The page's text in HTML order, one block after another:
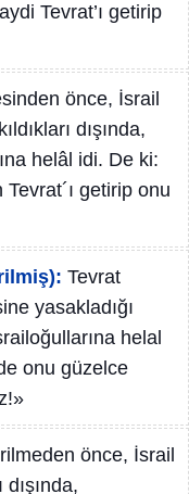
Tevrat’ı getirip
önce, İsrail
dışında,
helâl idi. De ki:
getirip onu
Tevrat
yasakladığı
helal
onu güzelce
önce, İsrail